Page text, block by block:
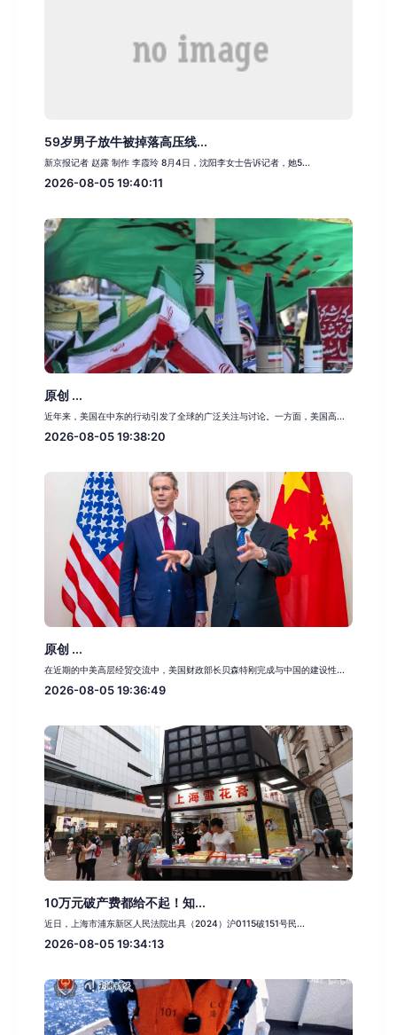
59岁男子放牛被掉落高压线...
新京报记者 赵露 制作 李霞玲 8月4日，沈阳李女士告诉记者，她5...
2026-08-05 19:40:11
原创 ...
近年来，美国在中东的行动引发了全球的广泛关注与讨论。一方面，美国高...
2026-08-05 19:38:20
原创 ...
在近期的中美高层经贸交流中，美国财政部长贝森特刚完成与中国的建设性...
2026-08-05 19:36:49
10万元破产费都给不起！知...
近日，上海市浦东新区人民法院出具（2024）沪0115破151号民...
2026-08-05 19:34:13